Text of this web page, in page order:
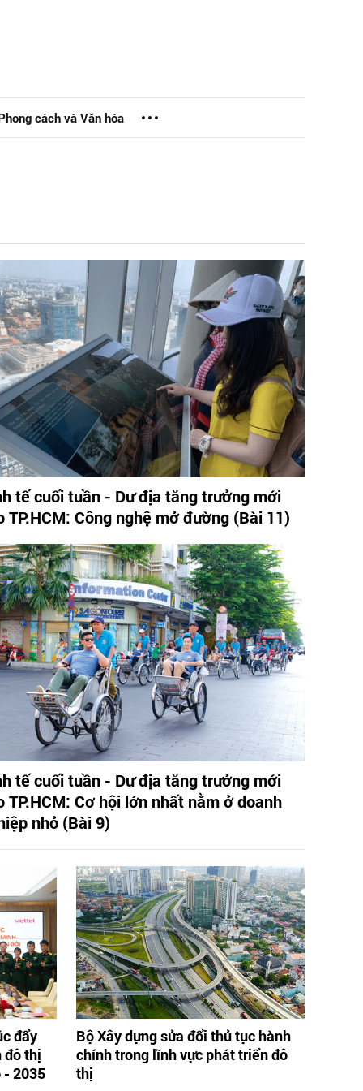
cách và Văn hóa
tế cuối tuần - Dư địa tăng trưởng mới
TP.HCM: Công nghệ mở đường (Bài 11)
tế cuối tuần - Dư địa tăng trưởng mới
TP.HCM: Cơ hội lớn nhất nằm ở doanh
nhỏ (Bài 9)
đẩy
đô thị
2035
Bộ Xây dựng sửa đổi thủ tục hành
chính trong lĩnh vực phát triển đô
thị